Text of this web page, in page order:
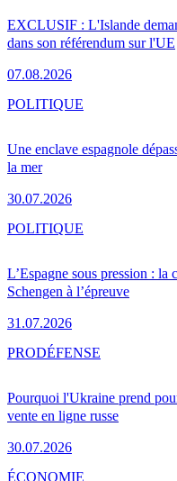
EXCLUSIF : L'Islande
dans son référendum sur l'UE
07.08.2026
Une enclave espagnole
la mer
30.07.2026
POLITIQUE
L’Espagne sous pression : la
Schengen à l’épreuve
31.07.2026
POLITIQUE
Pourquoi l'Ukraine prend
vente en ligne russe
30.07.2026
PRODÉFENSE
ÉCONOMIE